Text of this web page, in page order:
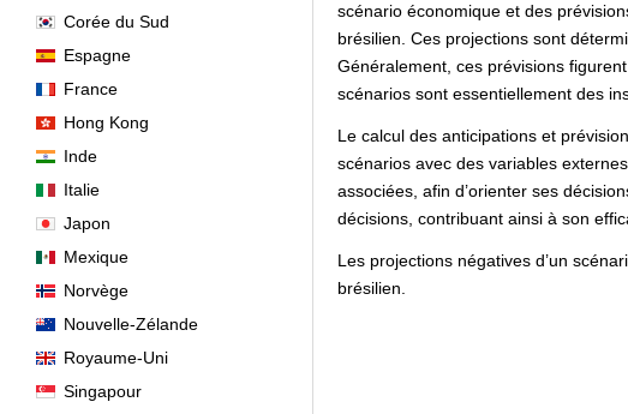
Corée du Sud
Espagne
France
Hong Kong
Inde
Italie
Japon
Mexique
Norvège
Nouvelle-Zélande
Royaume-Uni
Singapour
scénario économique et des
brésilien. Ces projections sont
Généralement, ces prévisions
scénarios sont essentiellement des
Le calcul des anticipations et
scénarios avec des variables
associées, afin d’orienter ses
décisions, contribuant ainsi à son
Les projections négatives d’un
brésilien.